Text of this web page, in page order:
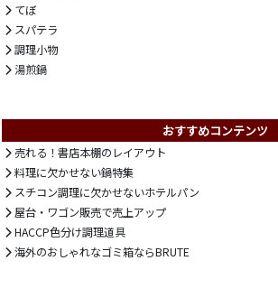
てぼ
スパテラ
調理小物
湯煎鍋
おすすめコンテンツ
売れる！書店本棚のレイアウト
料理に欠かせない鍋特集
スチコン調理に欠かせないホテルパン
屋台・ワゴン販売で売上アップ
HACCP色分け調理道具
海外のおしゃれなゴミ箱ならBRUTE